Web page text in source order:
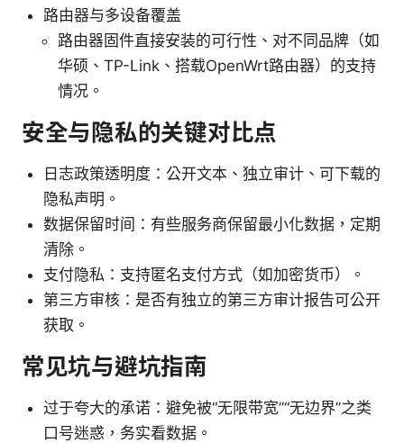
路由器与多设备覆盖
路由器固件直接安装的可行性、对不同品牌（如
华硕、TP-Link、搭载OpenWrt路由器）的支持
情况。
安全与隐私的关键对比点
日志政策透明度：公开文本、独立审计、可下载的
隐私声明。
数据保留时间：有些服务商保留最小化数据，定期
清除。
支付隐私：支持匿名支付方式（如加密货币）。
第三方审核：是否有独立的第三方审计报告可公开
获取。
常见坑与避坑指南
过于夸大的承诺：避免被“无限带宽”“无边界”之类
口号迷惑，务实看数据。